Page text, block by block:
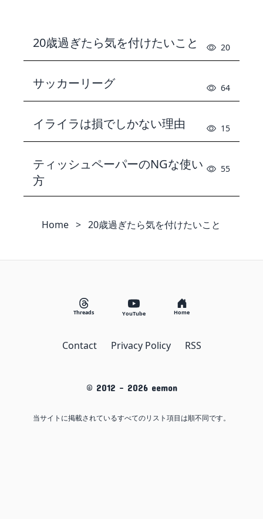
20歳過ぎたら気を付けたいこと 20
サッカーリーグ 64
イライラは損でしかない理由 15
ティッシュペーパーのNGな使い
方
55
Home > 20歳過ぎたら気を付けたいこと
Threads YouTube Home
Contact Privacy Policy RSS
© 2012 - 2026eemon
当サイトに掲載されているすべてのリスト項目は順不同です。